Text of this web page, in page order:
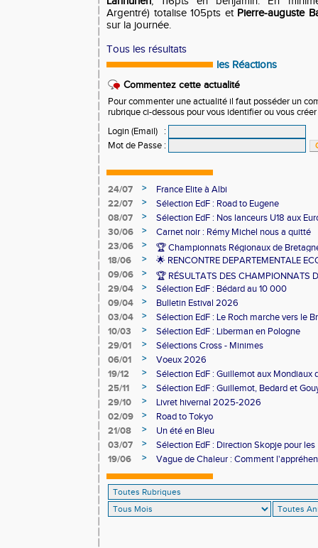
Argentré) totalise 105pts et Pierre-auguste
sur la journée.
Tous les résultats
les Réactions
Commentez cette actualité
Pour commenter une actualité il faut posséder un
rubrique ci-dessous pour vous identifier ou vous
Login (Email)
:
Mot de Passe :
24/07 >
France Elite à Albi
22/07
>
Sélection EdF : Road to Eugene
08/07
>
Sélection EdF : Nos lanceurs U18 aux
30/06
>
Carnet noir : Rémy Michel nous a quitté
23/06
>
🏆 Championnats Régionaux de
18/06
>
🌟 RENCONTRE DEPARTEMENTALE
09/06
>
🏆 RÉSULTATS DES CHAMPIONNATS
29/04
>
Sélection EdF : Bédard au 10 000
09/04
>
Bulletin Estival 2026
03/04
>
Sélection EdF : Le Roch marche vers le
10/03
>
Sélection EdF : Liberman en Pologne
29/01
>
Sélections Cross - Minimes
06/01
>
Voeux 2026
19/12
>
Sélection EdF : Guillemot aux Mondiaux
25/11
>
Sélection EdF : Guillemot, Bedard et
29/10
>
Livret hivernal 2025-2026
02/09
>
Road to Tokyo
21/08
>
Un été en Bleu
03/07
>
Sélection EdF : Direction Skopje pour
19/06
> Vague de Chaleur : Comment